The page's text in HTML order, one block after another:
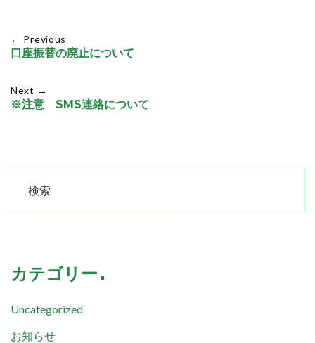
← Previous
口座振替の廃止について
Next →
※注意 SMS連絡について
カテゴリー
Uncategorized
お知らせ